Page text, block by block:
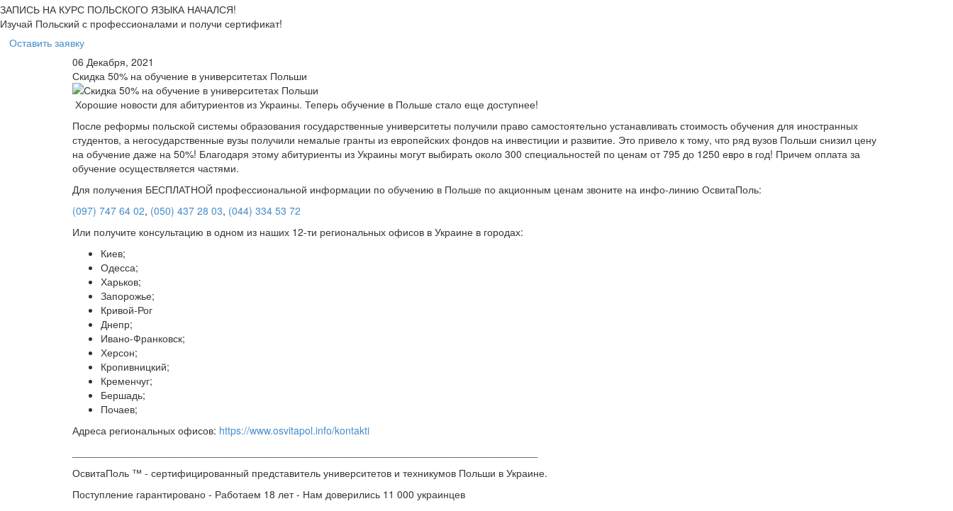
ЗАПИСЬ НА КУРС ПОЛЬСКОГО ЯЗЫКА НАЧАЛСЯ!
Изучай Польский с профессионалами и получи сертификат!
Оставить заявку
06 Декабря, 2021
Скидка 50% на обучение в университетах Польши
Хорошие новости для абитуриентов из Украины. Теперь обучение в Польше стало еще доступнее!
После реформы польской системы образования государственные университеты получили право самостоятельно устанавливать стоимость обучения для иностранных
студентов, а негосударственные вузы получили немалые гранты из европейских фондов на инвестиции и развитие. Это привело к тому, что ряд вузов Польши снизил цену
на обучение даже на 50%! Благодаря этому абитуриенты из Украины могут выбирать около 300 специальностей по ценам от 795 до 1250 евро в год! Причем оплата за
обучение осуществляется частями.
Для получения БЕСПЛАТНОЙ профессиональной информации по обучению в Польше по акционным ценам звоните на инфо-линию ОсвитаПоль:
(097) 747 64 02, (050) 437 28 03, (044) 334 53 72
Или получите консультацию в одном из наших 12-ти региональных офисов в Украине в городах:
Киев;
Одесса;
Харьков;
Запорожье;
Кривой-Рог
Днепр;
Ивано-Франковск;
Херсон;
Кропивницкий;
Кременчуг;
Бершадь;
Почаев;
Адреса региональных офисов: https://www.osvitapol.info/kontakti
ОсвитаПоль ™ - сертифицированный представитель университетов и техникумов Польши в Украине.
Поступление гарантировано - Работаем 18 лет - Нам доверились 11 000 украинцев